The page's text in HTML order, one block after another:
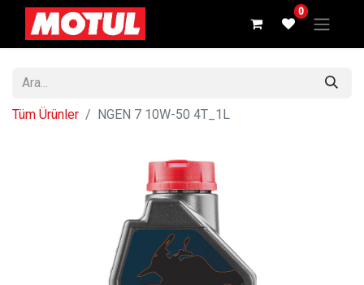
0
Tüm Ürünler NGEN 7 10W-50 4T_1L